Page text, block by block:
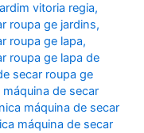
vitoria regia,
roupa ge jardins,
roupa ge lapa,
roupa ge lapa de
secar roupa ge
de secar
máquina de secar
máquina de secar